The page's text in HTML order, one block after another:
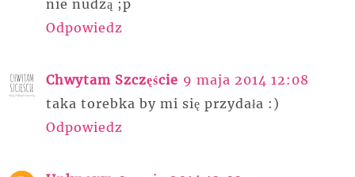
nie nudzą ;p
Odpowiedz
Chwytam Szczęście 9 maja 2014 12:08
taka torebka by mi się przydała :)
Odpowiedz